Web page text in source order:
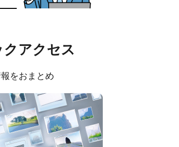
クアクセス
をおまとめ